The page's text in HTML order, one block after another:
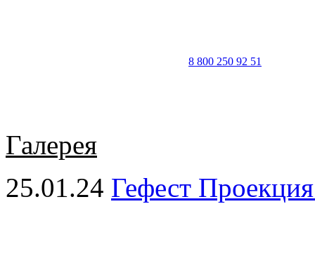
8 800 250 92 51
Галерея
25.01.24 Гефест